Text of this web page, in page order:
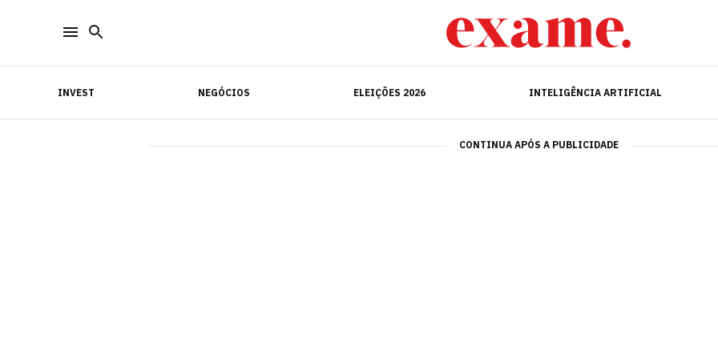
INVEST NEGÓCIOS ELEIÇÕES 2026 INTELIGÊNCIA ARTIFICIAL
INVEST INTELIGÊNCIA ARTIFICIAL
CONTINUA APÓS A PUBLICIDADE